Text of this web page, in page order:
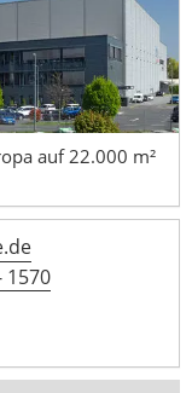
auf 22.000 m²
1570